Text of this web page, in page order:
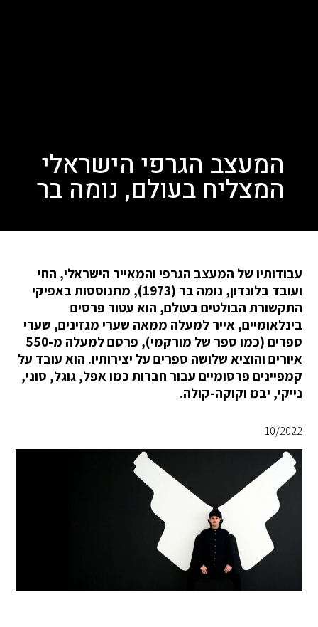
המעצב הגרפי הישראלי
המצליח בעולם, נומה בר
עבודותיו של המעצב הגרפי והמאייר הישראלי, החי
ועובד בלונדון, נומה בר (1973), מתנוססות באפיקי
התקשורת הבולטים בעולם, הוא עטור פרסים
בינלאומיים, אייר למעלה ממאה שערי מגזינים, שערי
ספרים (כמו ספר של מורקמי), פרסם למעלה מ-550
איורים והוציא שלושה ספרים על יצירותיו. הוא עובד על
קמפיינים פרסומיים עבור חברות כמו אפל, גוגל, סוני,
נייקי, יבמ וקוקה-קולה.
10/2022